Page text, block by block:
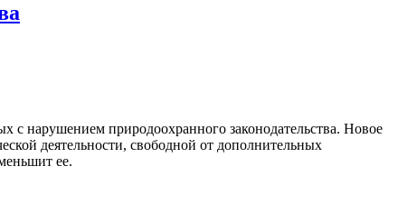
с нарушением природоохранного законодательства. Новое
деятельности, свободной от дополнительных
ее.